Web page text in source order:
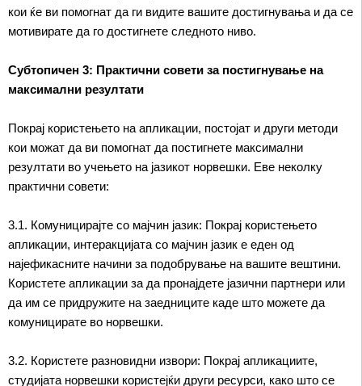
кои ќе ви помогнат да ги видите вашите достигнувања и да се
мотивирате да го достигнете следното ниво.
Субтопичен 3: Практични совети за постигнување на
максимални резултати
Покрај користењето на апликации, постојат и други методи
кои можат да ви помогнат да постигнете максимални
резултати во учењето на јазикот норвешки. Еве неколку
практични совети:
3.1. Комуницирајте со мајчин јазик: Покрај користењето
апликации, интеракцијата со мајчин јазик е еден од
најефикасните начини за подобрување на вашите вештини.
Користете апликации за да пронајдете јазични партнери или
да им се придружите на заедниците каде што можете да
комуницирате во норвешки.
3.2. Користете разновидни извори: Покрај апликациите,
студијата норвешки користејќи други ресурси, како што се